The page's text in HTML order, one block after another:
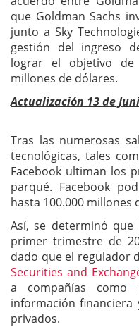
que Goldman Sachs
junto a Sky
gestión del ingreso
lograr el objetivo
millones de dólares.
Actualización 13 de
Tras las numerosas
tecnológicas, tales
Facebook ultiman los
parqué. Facebook
hasta 100.000 millones
Así, se determinó que
primer trimestre de
dado que el regulador
Securities and
a compañías como
información financiera
privados.